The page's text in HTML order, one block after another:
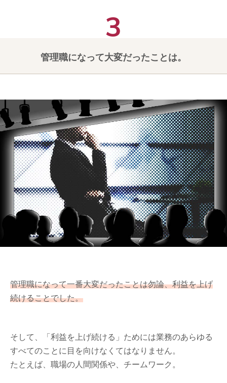
管理職になって大変だったことは。
管理職になって一番大変だったことは勿論、利益を上げ
続けることでした。
そして、「利益を上げ続ける」ためには業務のあらゆる
すべてのことに目を向けなくてはなりません。
たとえば、職場の人間関係や、チームワーク。